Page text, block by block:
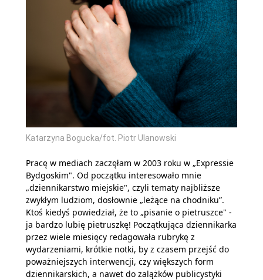
Katarzyna Bogucka/fot. Piotr Ulanowski
Pracę w mediach zaczęłam w 2003 roku w „Expressie
Bydgoskim". Od początku interesowało mnie
„dziennikarstwo miejskie", czyli tematy najbliższe
zwykłym ludziom, dosłownie „leżące na chodniku”.
Ktoś kiedyś powiedział, że to „pisanie o pietruszce" -
ja bardzo lubię pietruszkę! Początkująca dziennikarka
przez wiele miesięcy redagowała rubrykę z
wydarzeniami, krótkie notki, by z czasem przejść do
poważniejszych interwencji, czy większych form
dziennikarskich, a nawet do zalążków publicystyki